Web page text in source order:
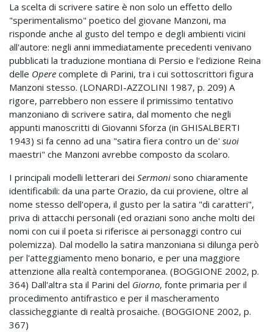
La scelta di scrivere satire è non solo un effetto dello
"sperimentalismo" poetico del giovane Manzoni, ma
risponde anche al gusto del tempo e degli ambienti vicini
all'autore: negli anni immediatamente precedenti venivano
pubblicati la traduzione montiana di Persio e l'edizione Reina
delle Opere complete di Parini, tra i cui sottoscrittori figura
Manzoni stesso. (LONARDI-AZZOLINI 1987, p. 209) A
rigore, parrebbero non essere il primissimo tentativo
manzoniano di scrivere satira, dal momento che negli
appunti manoscritti di Giovanni Sforza (in GHISALBERTI
1943) si fa cenno ad una "satira fiera contro un de' suoi
maestri" che Manzoni avrebbe composto da scolaro.
I principali modelli letterari dei Sermoni sono chiaramente
identificabili: da una parte Orazio, da cui proviene, oltre al
nome stesso dell'opera, il gusto per la satira "di caratteri",
priva di attacchi personali (ed oraziani sono anche molti dei
nomi con cui il poeta si riferisce ai personaggi contro cui
polemizza). Dal modello la satira manzoniana si dilunga però
per l'atteggiamento meno bonario, e per una maggiore
attenzione alla realtà contemporanea. (BOGGIONE 2002, p.
364) Dall'altra sta il Parini del Giorno, fonte primaria per il
procedimento antifrastico e per il mascheramento
classicheggiante di realtà prosaiche. (BOGGIONE 2002, p.
367)